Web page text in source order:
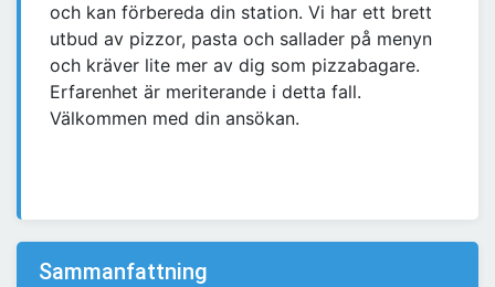
och kan förbereda din station. Vi har ett brett
utbud av pizzor, pasta och sallader på menyn
och kräver lite mer av dig som pizzabagare.
Erfarenhet är meriterande i detta fall.
Välkommen med din ansökan.
Sammanfattning